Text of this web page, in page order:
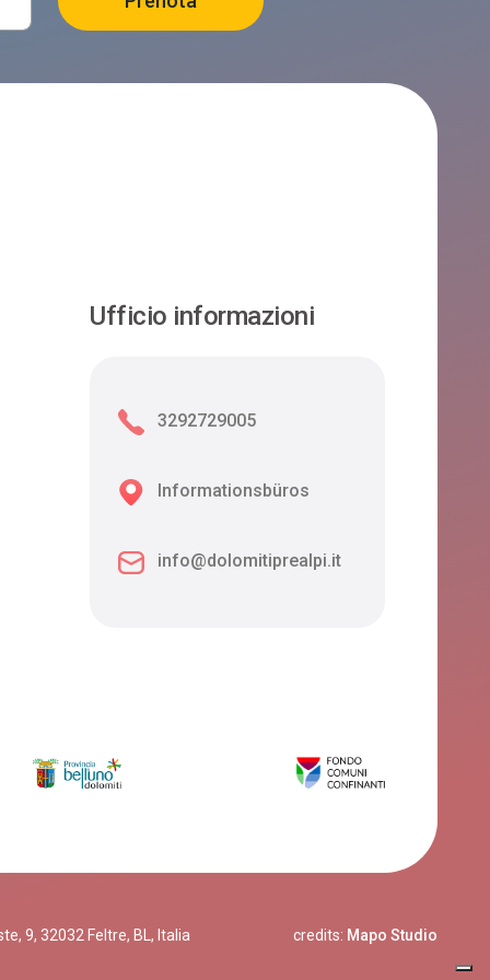
Ufficio informazioni
3292729005
Informationsbüros
info@dolomitiprealpi.it
9, 32032 Feltre, BL, Italia credits: Mapo Studio